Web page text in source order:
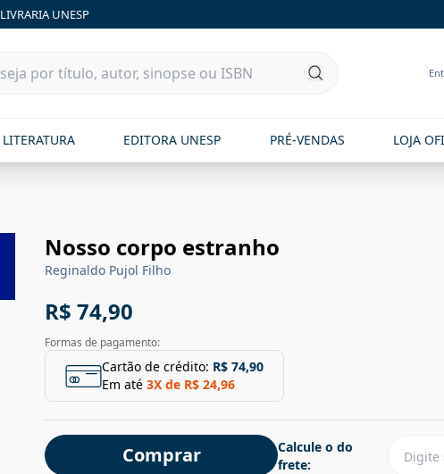
LIVRARIA UNESP
LITERATURA EDITORA UNESP PRÉ-VENDAS LOJA
Nosso corpo estranho
Reginaldo Pujol Filho
R$ 74,90
Formas de pagamento:
Cartão de crédito: R$ 74,90
Em até 3X de R$ 24,96
Comprar
Calcule o do
frete: